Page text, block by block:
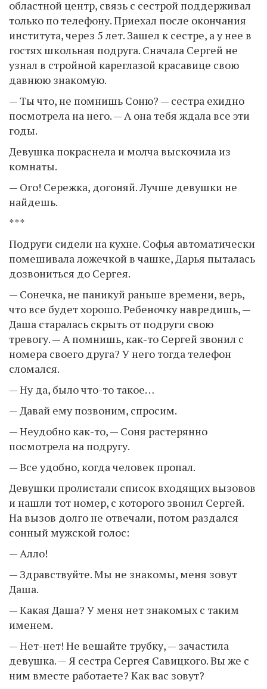
областной центр, связь с сестрой поддерживал
только по телефону. Приехал после окончания
института, через 5 лет. Зашел к сестре, а у нее в
гостях школьная подруга. Сначала Сергей не
узнал в стройной кареглазой красавице свою
давнюю знакомую.
— Ты что, не помнишь Соню? — сестра ехидно
посмотрела на него. — А она тебя ждала все эти
годы.
Девушка покраснела и молча выскочила из
комнаты.
— Ого! Сережка, догоняй. Лучше девушки не
найдешь.
***
Подруги сидели на кухне. Софья автоматически
помешивала ложечкой в чашке, Дарья пыталась
дозвониться до Сергея.
— Сонечка, не паникуй раньше времени, верь,
что все будет хорошо. Ребеночку навредишь, —
Даша старалась скрыть от подруги свою
тревогу. — А помнишь, как-то Сергей звонил с
номера своего друга? У него тогда телефон
сломался.
— Ну да, было что-то такое…
— Давай ему позвоним, спросим.
— Неудобно как-то, — Соня растерянно
посмотрела на подругу.
— Все удобно, когда человек пропал.
Девушки пролистали список входящих вызовов
и нашли тот номер, с которого звонил Сергей.
На вызов долго не отвечали, потом раздался
сонный мужской голос:
— Алло!
— Здравствуйте. Мы не знакомы, меня зовут
Даша.
— Какая Даша? У меня нет знакомых с таким
именем.
— Нет-нет! Не вешайте трубку, — зачастила
девушка. — Я сестра Сергея Савицкого. Вы же с
ним вместе работаете? Как вас зовут?